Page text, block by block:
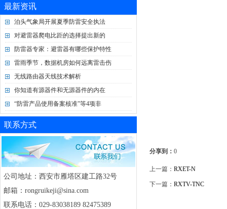
最新资讯
泊头气象局开展夏季防雷安全执法
对避雷器爬电比距的选择提出新的
防雷器专家：避雷器有哪些保护特性
雷雨季节，数据机房如何远离雷击伤
无线路由器天线技术解析
你知道有源器件和无源器件的内在
“防雷产品使用备案核准”等4项非
联系方式
公司地址：西安市雁塔区建工路32号
邮箱：rongruikeji@sina.com
联系电话：029-83038189 82475389
分享到： 0
上一篇： RXET-N
下一篇： RXTV-TNC